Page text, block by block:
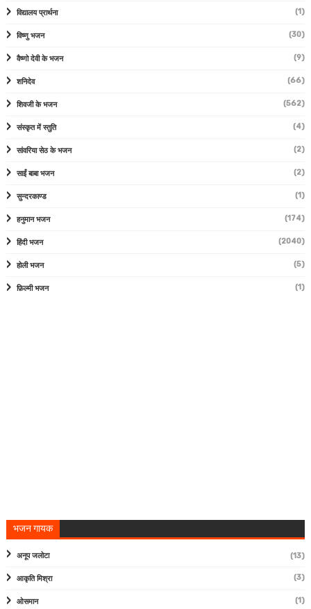
विद्यालय प्रार्थना (1)
विष्णु भजन (30)
वैष्णो देवी के भजन (9)
शनिदेव (66)
शिवजी के भजन (562)
संस्कृत में स्तुति (4)
सांवरिया सेठ के भजन (2)
साईं बाबा भजन (2)
सुन्दरकाण्ड (1)
हनुमान भजन (174)
हिंदी भजन (2040)
होली भजन (5)
फ़िल्मी भजन (1)
भजन गायक
अनूप जलोटा (13)
आकृति मिश्रा (3)
ओसमान (1)